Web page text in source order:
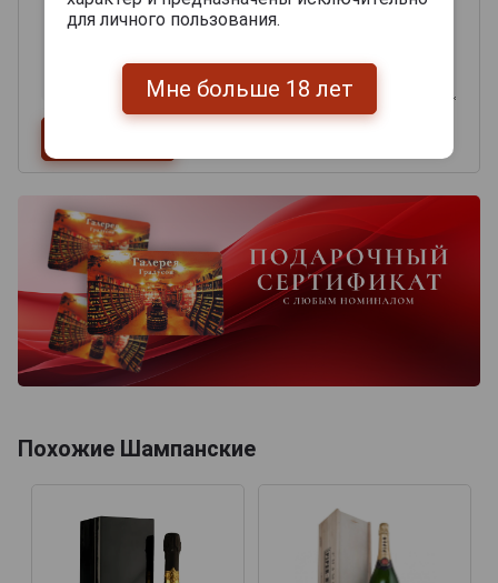
Похожие Шампанские
для личного пользования.
Мне больше 18 лет